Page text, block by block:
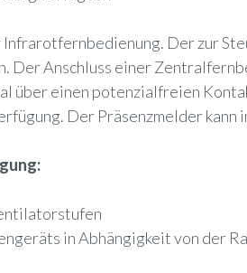
Der zur
Der Anschluss einer
über einen potenzialfreien
Der Präsenzmelder
in Abhängigkeit von der